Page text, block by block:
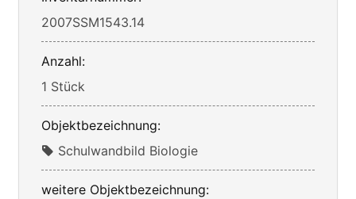
2007SSM1543.14
Anzahl:
1 Stück
Objektbezeichnung:
Schulwandbild Biologie
weitere Objektbezeichnung: